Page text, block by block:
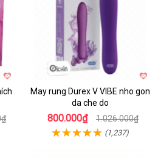
May rung Durex V VIBE nho gon
da che do
800.000₫ 1.026.000₫
(1,237)